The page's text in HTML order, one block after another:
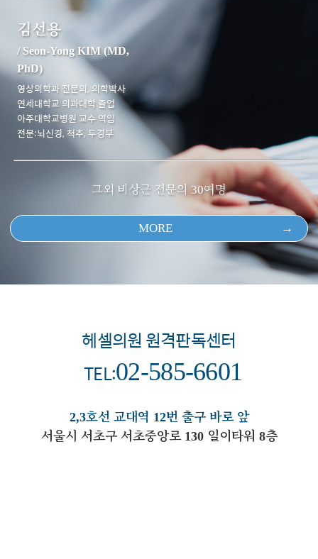
김선용
/ Seon-Yong KIM (MD,
PhD)
영상의학과 전문의, 의학박사
연세대학교 의과대학 졸업
아주대학교병원 교수 역임
전문:뇌신경, 척추, 두경부
그외 비상근 전문의 30여명
MORE
헤셀의원 원격판독센터
TEL:02-585-6601
2,3호선 교대역 12번 출구 바로 앞
서울시 서초구 서초중앙로 130 일이타워 8층